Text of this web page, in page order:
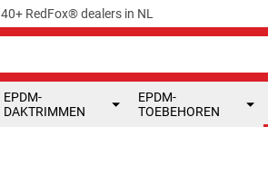
40+ RedFox® dealers in NL
EPDM-
DAKTRIMMEN
EPDM-
TOEBEHOREN